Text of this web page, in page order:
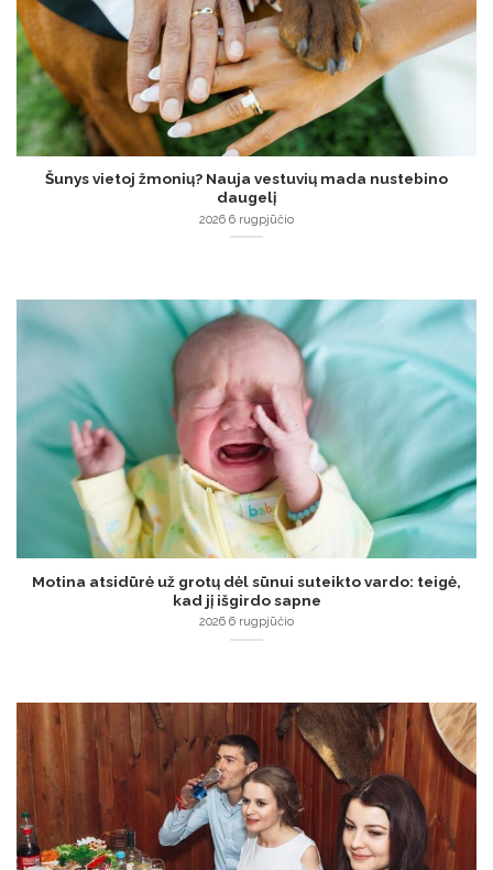
Šunys vietoj žmonių? Nauja vestuvių mada nustebino
daugelį
2026 6 rugpjūčio
Motina atsidūrė už grotų dėl sūnui suteikto vardo: teigė,
kad jį išgirdo sapne
2026 6 rugpjūčio